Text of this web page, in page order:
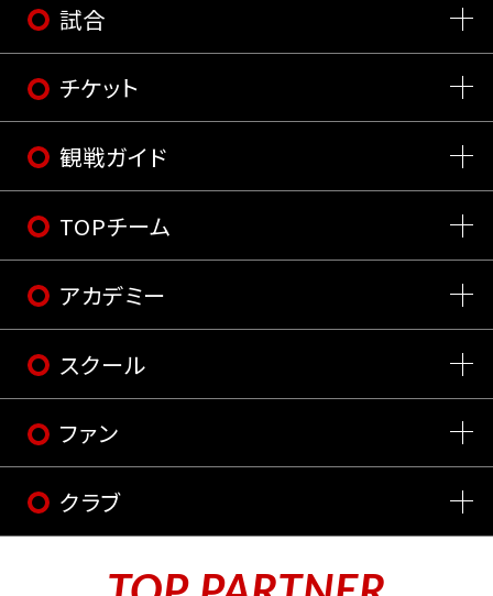
試合
チケット
観戦ガイド
TOPチーム
アカデミー
スクール
ファン
クラブ